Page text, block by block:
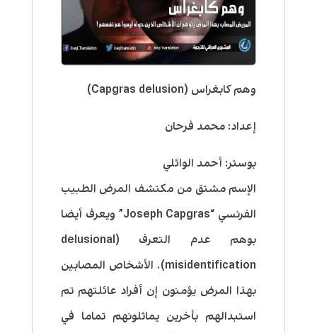
وهم كابغراس (Capgras delusion)
إعداد: محمد فرحان
بوستر: أحمد الوائلي
الإسم مشتق من مكتشف المرض الطبيب
الفرنسي “Joseph Capgras” ويعرف أيضا
بوهم عدم التعرف (delusional
misidentification). الأشخاص المصابين
بهذا المرض يؤمنون إن أفراد عائلتهم تم
استبدالهم بأخرين يماثلونهم تماما في